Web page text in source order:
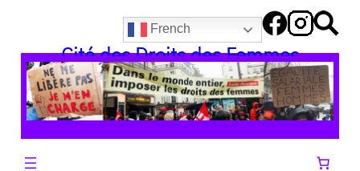
contenu
French
Cité des Droits des Femmes